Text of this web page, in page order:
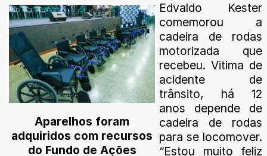
Aparelhos foram
adquiridos com recursos
do Fundo de Ações
Edvaldo Kester
comemorou a
cadeira de rodas
motorizada que
recebeu. Vitima de
acidente de
trânsito, há 12
anos depende de
cadeira de rodas
para se locomover.
“Estou muito feliz